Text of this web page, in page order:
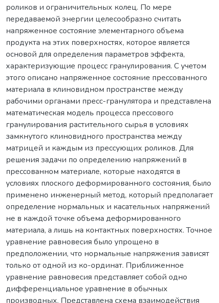
роликов и ограничительных колец. По мере
передаваемой энергии целесообразно считать
напряженное состояние элементарного объема
продукта на этих поверхностях, которое является
основой для определения параметров эффекта,
характеризующие процесс гранулирования. С учетом
этого описано напряженное состояние прессованного
материала в клиновидном пространстве между
рабочими органами пресс-гранулятора и представлена
математическая модель процесса прессового
гранулирования растительного сырья в условиях
замкнутого клиновидного пространства между
матрицей и каждым из прессующих роликов. Для
решения задачи по определению напряжений в
прессованном материале, которые находятся в
условиях плоского деформированного состояния, было
применено инженерный метод, который предполагает
определение нормальных и касательных напряжений
не в каждой точке объема деформированного
материала, а лишь на контактных поверхностях. Точное
уравнение равновесия было упрощено в
предположении, что нормальные напряжения зависят
только от одной из ко-ординат. Приближенное
уравнение равновесия представляет собой одно
дифференциальное уравнение в обычных
производных. Представлена схема взаимодействия